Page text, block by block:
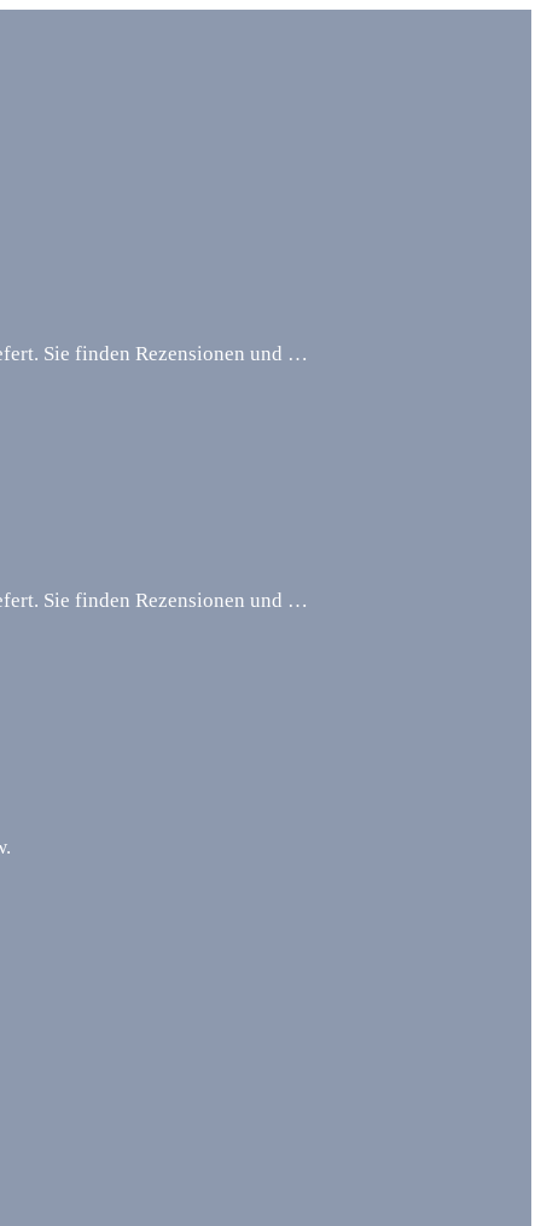
Sie finden Rezensionen und …
Sie finden Rezensionen und …